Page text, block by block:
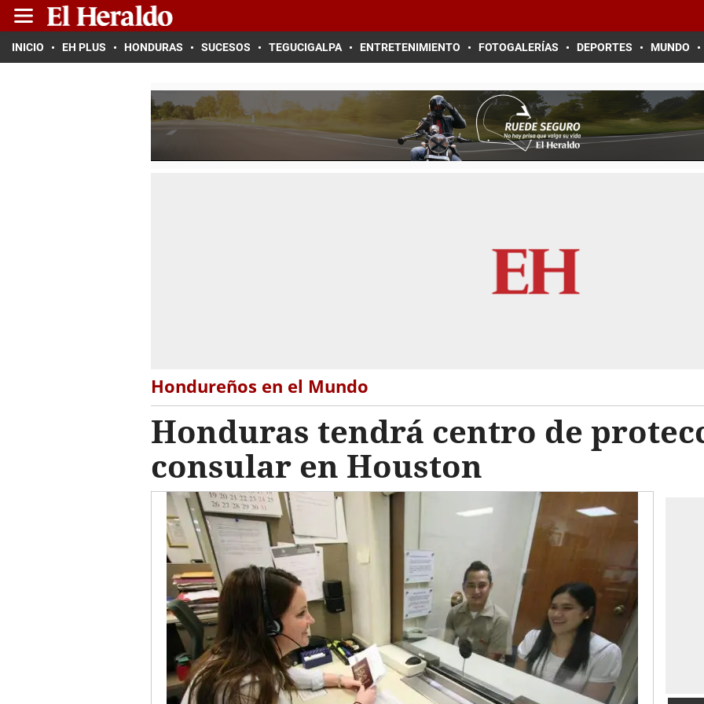
INICIO EH PLUS HONDURAS SUCESOS TEGUCIGALPA ENTRETENIMIENTO FOTOGALERÍAS DEPORTES MUNDO
Hondureños en el Mundo
Honduras tendrá centro de
consular en Houston